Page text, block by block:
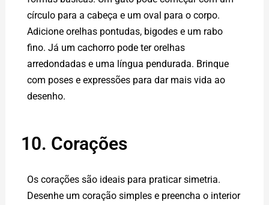
círculo para a cabeça e um oval para o corpo.
Adicione orelhas pontudas, bigodes e um rabo
fino. Já um cachorro pode ter orelhas
arredondadas e uma língua pendurada. Brinque
com poses e expressões para dar mais vida ao
desenho.
10. Corações
Os corações são ideais para praticar simetria.
Desenhe um coração simples e preencha o interior